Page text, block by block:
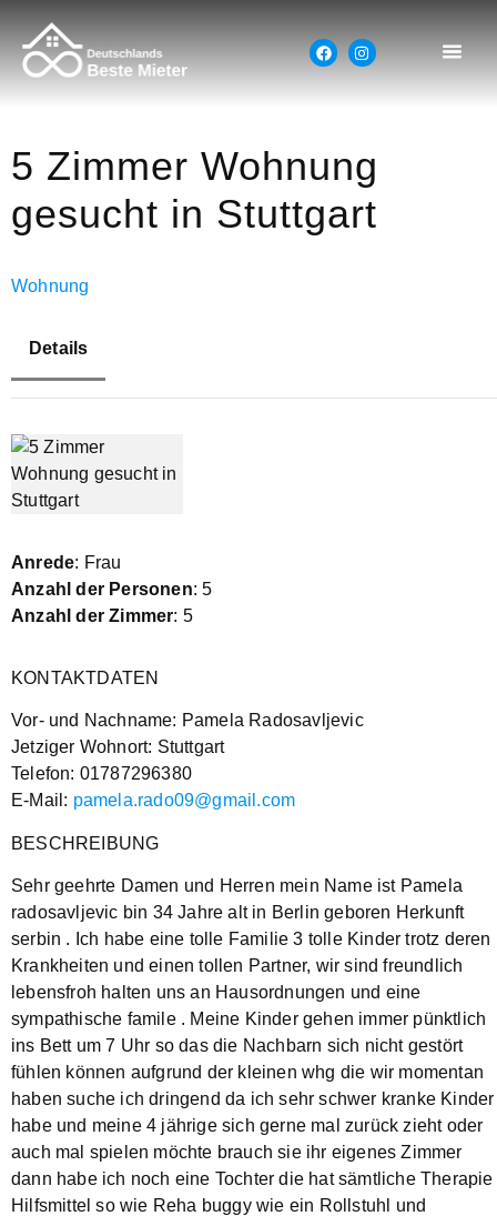
5 Zimmer Wohnung
gesucht in Stuttgart
Wohnung
Details
Anrede: Frau
Anzahl der Personen: 5
Anzahl der Zimmer: 5
KONTAKTDATEN
Vor- und Nachname: Pamela Radosavljevic
Jetziger Wohnort: Stuttgart
Telefon: 01787296380
E-Mail: pamela.rado09@gmail.com
BESCHREIBUNG
Sehr geehrte Damen und Herren mein Name ist Pamela
radosavljevic bin 34 Jahre alt in Berlin geboren Herkunft
serbin . Ich habe eine tolle Familie 3 tolle Kinder trotz deren
Krankheiten und einen tollen Partner, wir sind freundlich
lebensfroh halten uns an Hausordnungen und eine
sympathische famile . Meine Kinder gehen immer pünktlich
ins Bett um 7 Uhr so das die Nachbarn sich nicht gestört
fühlen können aufgrund der kleinen whg die wir momentan
haben suche ich dringend da ich sehr schwer kranke Kinder
habe und meine 4 jährige sich gerne mal zurück zieht oder
auch mal spielen möchte brauch sie ihr eigenes Zimmer
dann habe ich noch eine Tochter die hat sämtliche Therapie
Hilfsmittel so wie Reha buggy wie ein Rollstuhl und